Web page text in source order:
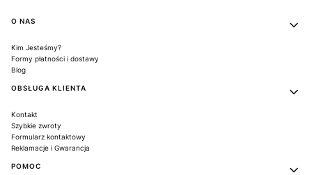
Linki w stopce
O NAS
Kim Jesteśmy?
Formy płatności i dostawy
Blog
OBSŁUGA KLIENTA
Kontakt
Szybkie zwroty
Formularz kontaktowy
Reklamacje i Gwarancja
POMOC